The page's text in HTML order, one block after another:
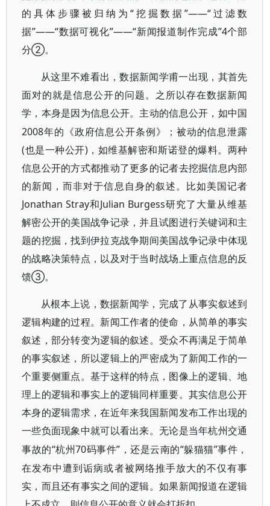
的具体步骤被归纳为“挖掘数据”——“过滤数
据”——“数据可视化”——“新闻报道制作完成”4个部
分②。
从这里不难看出，数据新闻学甫一出现，其首先
面对的就是信息公开的问题。之所以存在数据新闻
学，本身是因为信息公开。主动的信息公开，如中国
2008年的《政府信息公开条例》；被动的信息泄露
(也是一种公开)，如维基解密和斯诺登的爆料。两种
信息公开的方式都推动了更多的记者去挖掘信息内部
的新闻，而非对于信息自身的叙述。比如美国记者
Jonathan Stray和Julian Burgess研究了大量从维基
解密公开的美国战争记录，并且试图进行关键词和主
题的挖掘，找到伊拉克战争期间美国战争记录中体现
的战略决策特点，以及对于当时战场上重点信息的反
馈③。
从根本上说，数据新闻学，完成了从事实叙述到
逻辑构建的过程。新闻工作者的使命，从简单的事实
叙述，部分转变为逻辑的叙述。受众不再满足于简单
的事实叙述，所以逻辑上的严密成为了新闻工作的一
个重要侧重点。基于这样的特点，图像上的逻辑、地
理上的逻辑和事实上的逻辑同样重要。其实信息公开
本身的逻辑需求，在近年来我国新闻发布工作出现的
一些负面现象中就可以看出来。无论是当年杭州交通
事故的“杭州70码事件”，还是云南的“躲猫猫”事件，
在发布中遭到诟病或者被网络推手放大的不仅有事
实，而且还有事实之间的逻辑。如果新闻报道在逻辑